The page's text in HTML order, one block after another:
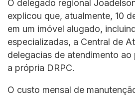
O delegado regional
explicou que, atualmente, 10
em um imóvel alugado,
especializadas, a Central de
delegacias de atendimento
a própria DRPC.
O custo mensal de